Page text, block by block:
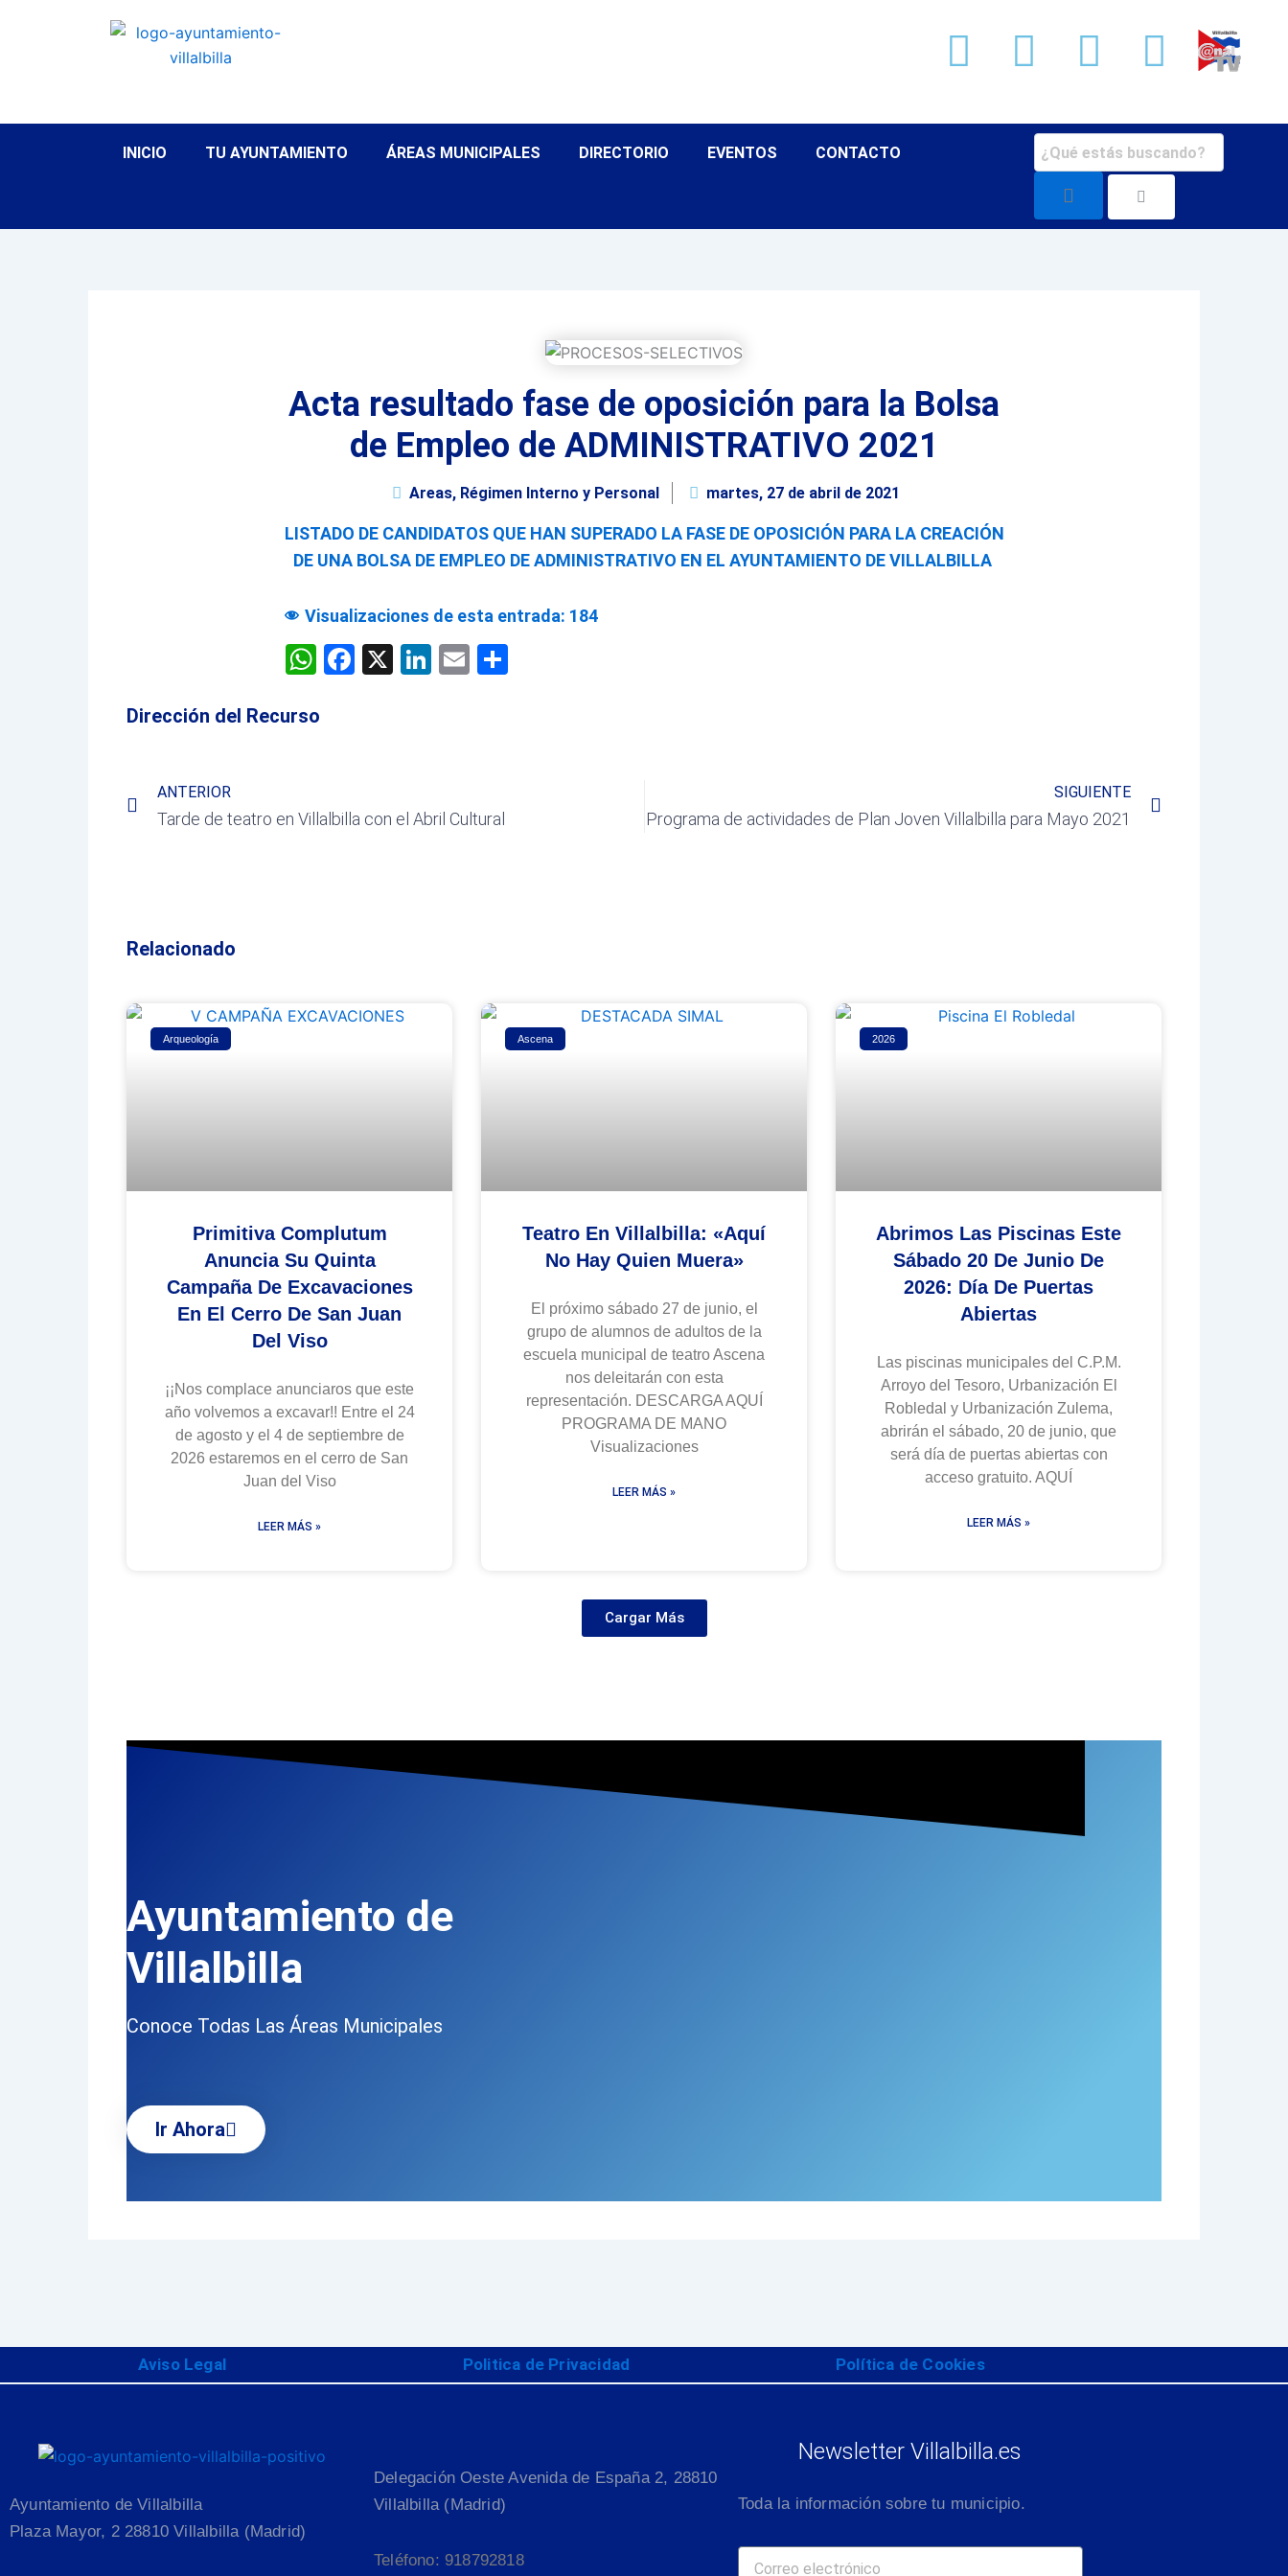
Facebook
X-
twitter
Youtube
INICIO TU AYUNTAMIENTO ÁREAS MUNICIPALES DIRECTORIO EVENTOS CONTACTO
Acta resultado fase de oposición para la Bolsa
de Empleo de ADMINISTRATIVO 2021
Areas, Régimen Interno y Personal martes, 27 de abril de 2021
LISTADO DE CANDIDATOS QUE HAN SUPERADO LA FASE DE OPOSICIÓN PARA LA CREACIÓN
DE UNA BOLSA DE EMPLEO DE ADMINISTRATIVO EN EL AYUNTAMIENTO DE VILLALBILLA
Visualizaciones de esta entrada: 184
WhatsApp
Facebook
X LinkedIn
Email
Dirección del Recurso
ANTERIOR
Tarde de teatro en Villalbilla con el Abril Cultural
SIGUIENTE
Programa de actividades de Plan Joven Villalbilla para Mayo 2021
Relacionado
Arqueología
Primitiva Complutum
Anuncia Su Quinta
Campaña De Excavaciones
En El Cerro De San Juan
Del Viso
¡¡Nos complace anunciaros que este
año volvemos a excavar!! Entre el 24
de agosto y el 4 de septiembre de
2026 estaremos en el cerro de San
Juan del Viso
LEER MÁS »
Ascena
Teatro En Villalbilla: «Aquí
No Hay Quien Muera»
El próximo sábado 27 de junio, el
grupo de alumnos de adultos de la
escuela municipal de teatro Ascena
nos deleitarán con esta
representación. DESCARGA AQUÍ
PROGRAMA DE MANO
Visualizaciones
LEER MÁS »
2026
Abrimos Las Piscinas Este
Sábado 20 De Junio De
2026: Día De Puertas
Abiertas
Las piscinas municipales del C.P.M.
Arroyo del Tesoro, Urbanización El
Robledal y Urbanización Zulema,
abrirán el sábado, 20 de junio, que
será día de puertas abiertas con
acceso gratuito. AQUÍ
LEER MÁS »
Cargar Más
Ayuntamiento de
Villalbilla
Conoce Todas Las Áreas Municipales
Ir Ahora
Aviso Legal Politica de Privacidad Política de Cookies
Ayuntamiento de Villalbilla
Plaza Mayor, 2 28810 Villalbilla (Madrid)
Delegación Oeste Avenida de España 2, 28810
Villalbilla (Madrid)
Teléfono: 918792818
Newsletter Villalbilla.es
Toda la información sobre tu municipio.